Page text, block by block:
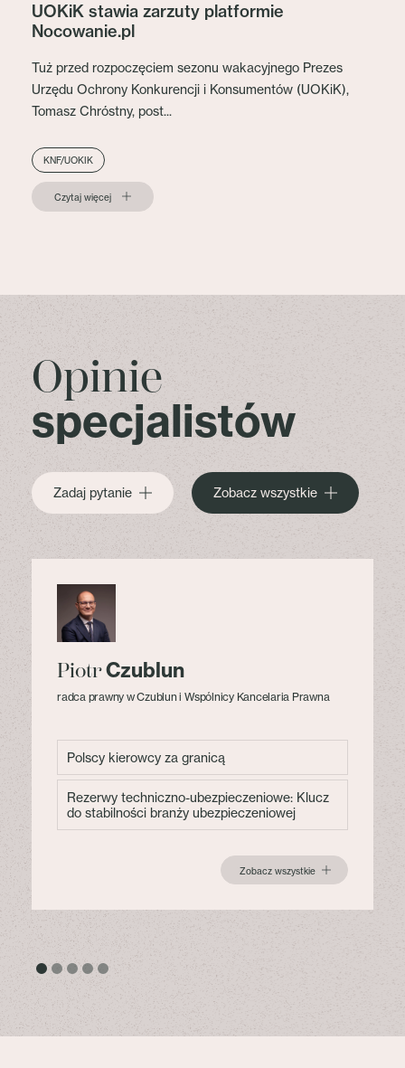
UOKiK stawia zarzuty platformie
Nocowanie.pl
Tuż przed rozpoczęciem sezonu wakacyjnego Prezes
Urzędu Ochrony Konkurencji i Konsumentów (UOKiK),
Tomasz Chróstny, post...
KNF/UOKIK
Czytaj więcej
Opinie
specjalistów
Zadaj pytanie Zobacz wszystkie
PiotrCzublun
radca prawny w Czublun i Wspólnicy Kancelaria Prawna
Polscy kierowcy za granicą
Rezerwy techniczno-ubezpieczeniowe: Klucz
do stabilności branży ubezpieczeniowej
Zobacz wszystkie